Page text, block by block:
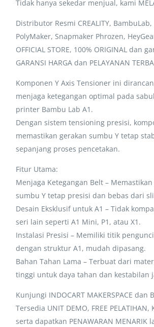
Tidak hanya sekedar menjual, kami
Distributor Resmi CREALITY, BambuLab,
PolyMaker, Snapmaker Phrozen,
OFFICIAL STORE, 100% ORIGINAL dan
GARANSI HARGA dan PELAYANAN
Komponen Y Axis Tensioner ini
menjaga ketegangan optimal pada
printer Bambu Lab A1.
Dengan sistem tensioning presisi,
memastikan gerakan sumbu Y tetap
sepanjang proses pencetakan.
Fitur Utama:
Menjaga Ketegangan Belt –
sumbu Y tetap presisi dan bebas dari
Desain Eksklusif untuk A1 – Tidak
seri lain seperti A1 Mini, P1, atau X1.
Instalasi Presisi – Memiliki titik
dengan struktur A1, mudah dipasang.
Bahan Tahan Lama – Terbuat dari
tinggi untuk daya tahan dan kestabilan
Kunjungi INDOCART MAKERSPACE dan
Tersedia UNIT DEMO, FREE PELATIHAN,
serta dapatkan PENAWARAN MENARIK